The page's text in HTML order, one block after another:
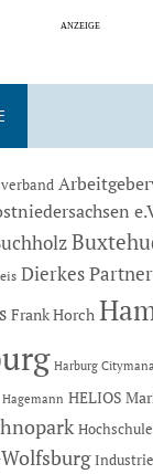
Dierkes Partner
Frank Horch
Harburg
Hagemann HELIOS